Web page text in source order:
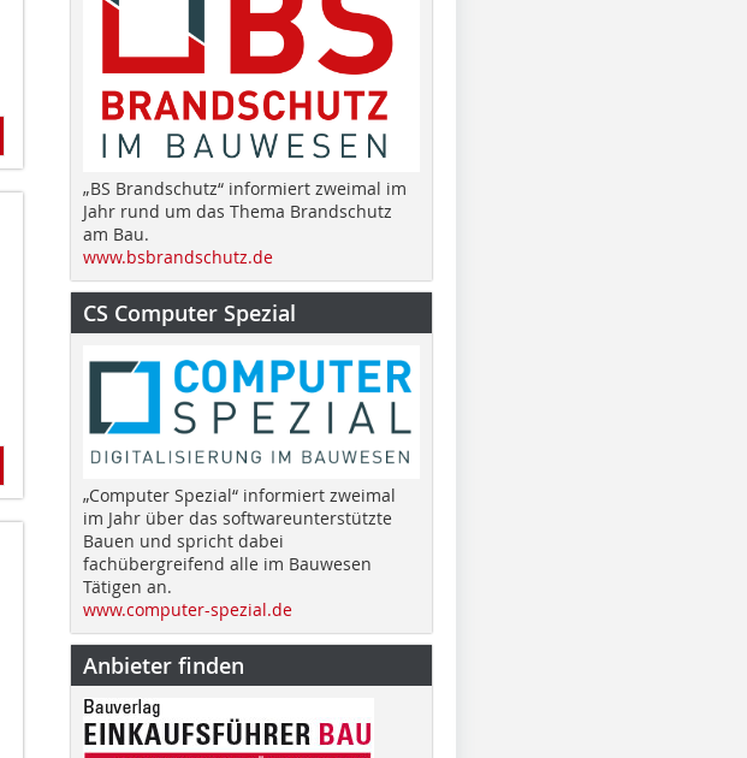
„BS Brandschutz“ informiert zweimal im
Jahr rund um das Thema Brandschutz
am Bau.
www.bsbrandschutz.de
CS Computer Spezial
„Computer Spezial“ informiert zweimal
im Jahr über das softwareunterstützte
Bauen und spricht dabei
fachübergreifend alle im Bauwesen
Tätigen an.
www.computer-spezial.de
Anbieter finden